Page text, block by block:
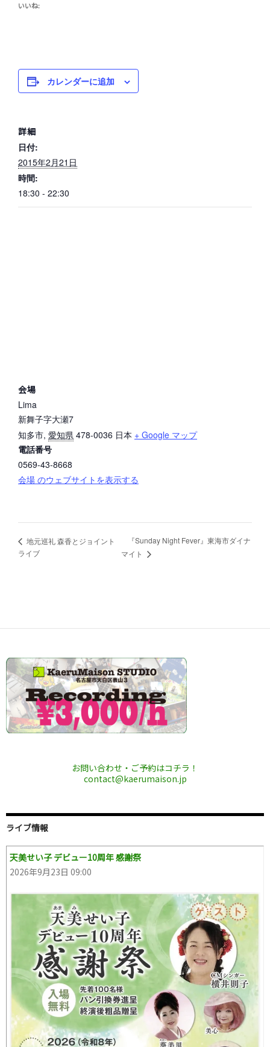
いいね:
カレンダーに追加
詳細
日付:
2015年2月21日
時間:
18:30 - 22:30
会場
Lima
新舞子字大瀬7
知多市, 愛知県 478-0036 日本 + Google マップ
電話番号
0569-43-8668
会場 のウェブサイトを表示する
地元巡礼 森香とジョイント
ライブ
『Sunday Night Fever』東海市ダイナ
マイト
お問い合わせ・ご予約はコチラ！
contact@kaerumaison.jp
ライブ情報
天美せい子 デビュー10周年 感謝祭
2026年9月23日 09:00